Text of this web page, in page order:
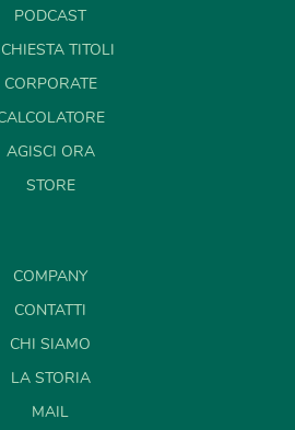
PODCAST
TITOLI
CORPORATE
AGISCI ORA
STORE
COMPANY
CONTATTI
CHI SIAMO
LA STORIA
MAIL